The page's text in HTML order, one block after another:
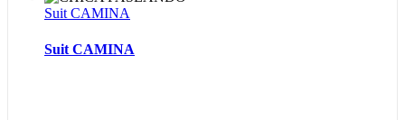
Suit CAMINA
Suit CAMINA